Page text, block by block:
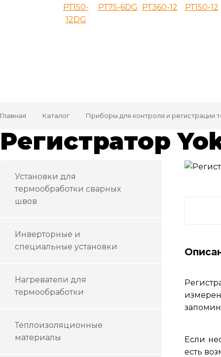
РТ150-
12DG
РТ75-6DG
РТ360-12
РТ150-12
Главная Каталог Приборы для контроля и регистрации
Регистратор
Если
есть
Установки для
термообработки сварных
швов
Инверторные и
специальные установки
Нагреватели для
термообработки
Теплоизоляционные
материалы